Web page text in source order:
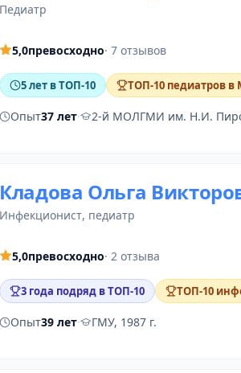
педиатр
5,0превосходно· 7 отзывов
5 лет в ТОП-10 ТОП-10 педиатров в
Опыт37 лет· 2-й МОЛГМИ им. Н.И.
Кладова Ольга
инфекционист, педиатр
5,0превосходно· 2 отзыва
3 года подряд в ТОП-10 ТОП-10
Опыт39 лет· ГМУ, 1987 г.